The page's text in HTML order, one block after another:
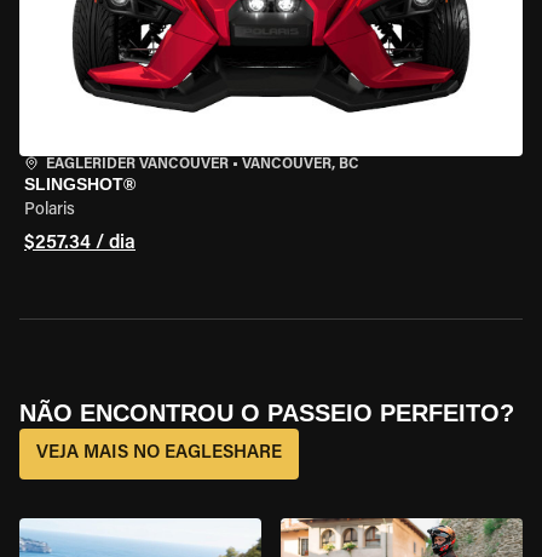
EAGLERIDER VANCOUVER • VANCOUVER, BC
SLINGSHOT®
Polaris
$257.34 / dia
NÃO ENCONTROU O PASSEIO PERFEITO?
VEJA MAIS NO EAGLESHARE